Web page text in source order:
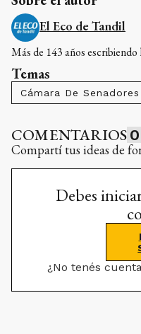
El Eco de Tandil
Más de 143 años
Temas
Cámara De
COMENTARIOS 0
Compartí tus ideas de
Debes
¿No tenés